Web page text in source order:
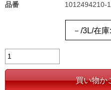
品番 1012494210-1